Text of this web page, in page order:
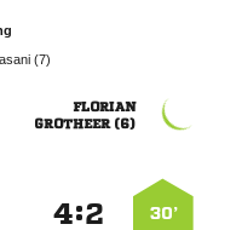


 
30’
: